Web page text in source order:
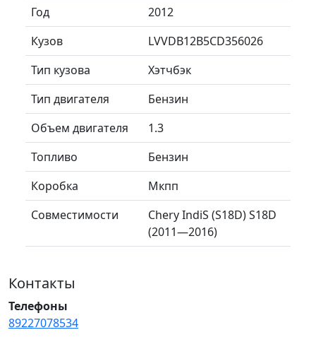
Год
2012
Кузов
LVVDB12B5CD356026
Тип кузова
Хэтчбэк
Тип двигателя
Бензин
Объем двигателя
1.3
Топливо
Бензин
Коробка
Мкпп
Совместимости
Chery IndiS (S18D) S18D
(2011—2016)
Контакты
Телефоны
89227078534